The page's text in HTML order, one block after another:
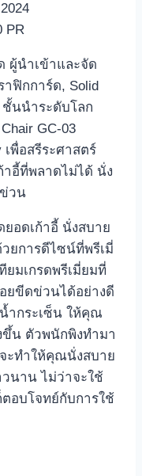
ผู้นำเข้าและจัด
ฟิกการ์ด, Solid
ชั้นนำระดับโลก
GC-03
เพื่อสรีระศาสตร์
าอี้ที่พลาดไม่ได้ นั่ง
วน
ยอดเก้าอี้ นั่งสบาย
ยการดีไซน์ที่พรีเมี่
ยมเกรดพรีเมี่ยมที่
ยขีดข่วนได้อย่างดี
ำกระเซ็น ให้คุณ
ขึ้น ตัวพนักพิงทำมา
ะทำให้คุณนั่งสบาย
นาน ไม่ว่าจะใช้
อบโจทย์กับการใช้